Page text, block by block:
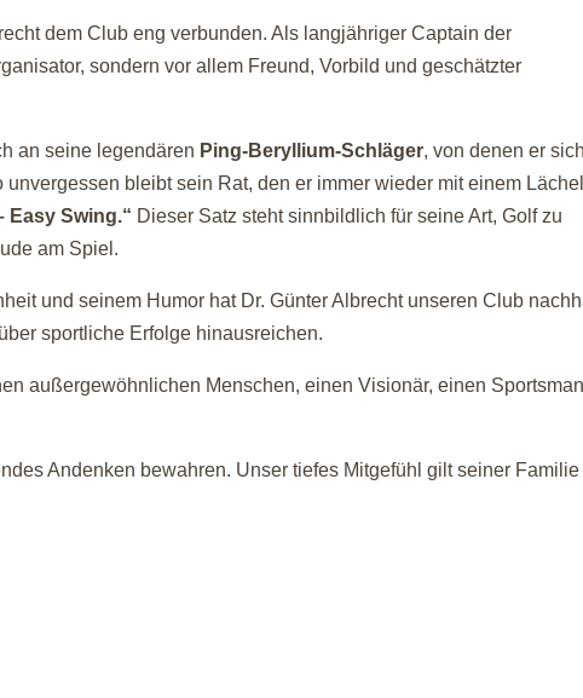
dem Club eng verbunden. Als langjähriger Captain der
sondern vor allem Freund, Vorbild und geschätzter
an seine legendären Ping-Beryllium-Schläger, von denen er
bleibt sein Rat, den er immer wieder mit einem
Easy Swing.“ Dieser Satz steht sinnbildlich für seine Art, Golf zu
am Spiel.
und seinem Humor hat Dr. Günter Albrecht unseren Club
sportliche Erfolge hinausreichen.
außergewöhnlichen Menschen, einen Visionär, einen
Andenken bewahren. Unser tiefes Mitgefühl gilt seiner